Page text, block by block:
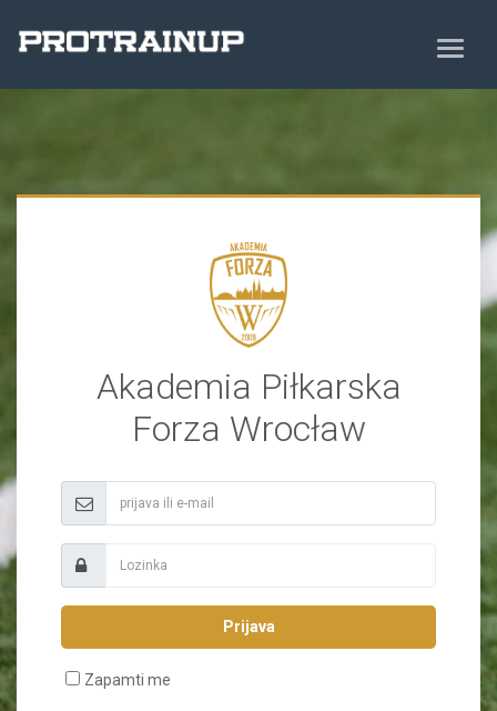
Akademia Piłkarska
Forza Wrocław
Prijava
Zapamti me